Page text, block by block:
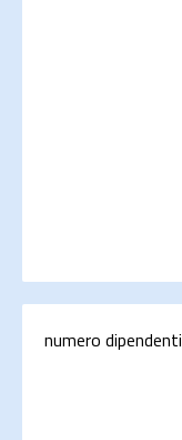
numero dipendenti